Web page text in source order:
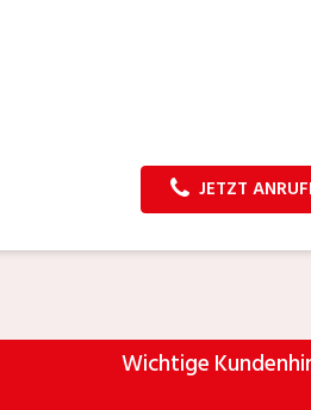
JETZT
Wichtige